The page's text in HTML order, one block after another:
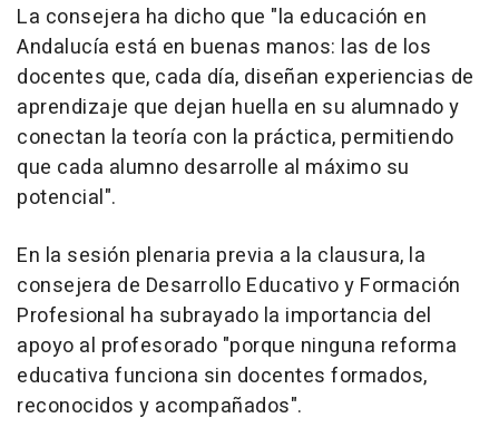
La consejera ha dicho que "la educación en
Andalucía está en buenas manos: las de los
docentes que, cada día, diseñan experiencias de
aprendizaje que dejan huella en su alumnado y
conectan la teoría con la práctica, permitiendo
que cada alumno desarrolle al máximo su
potencial".
En la sesión plenaria previa a la clausura, la
consejera de Desarrollo Educativo y Formación
Profesional ha subrayado la importancia del
apoyo al profesorado "porque ninguna reforma
educativa funciona sin docentes formados,
reconocidos y acompañados".